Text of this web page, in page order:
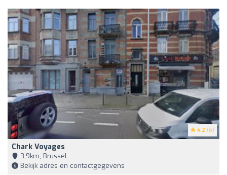
4.2 (6)
Chark Voyages
3,9km, Brussel
Bekijk adres en contactgegevens